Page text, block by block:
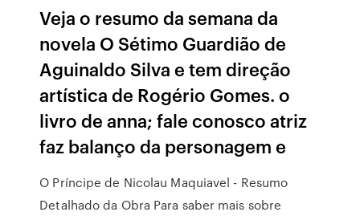
Veja o resumo da semana da
novela O Sétimo Guardião de
Aguinaldo Silva e tem direção
artística de Rogério Gomes. o
livro de anna; fale conosco atriz
faz balanço da personagem e
O Príncipe de Nicolau Maquiavel - Resumo
Detalhado da Obra Para saber mais sobre